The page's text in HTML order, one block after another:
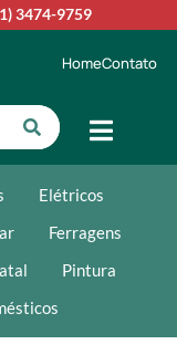
3474-9759
HomeContato
Elétricos
Ferragens
Pintura